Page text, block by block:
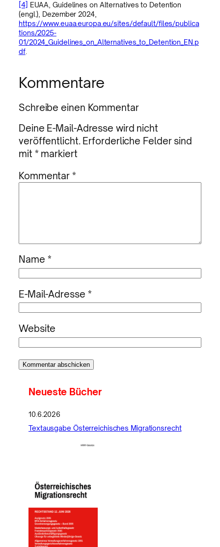
[4]
EUAA, Guidelines on Alternatives to Detention
(engl.), Dezember 2024,
https://www.euaa.europa.eu/sites/default/files/publica
tions/2025-
01/2024_Guidelines_on_Alternatives_to_Detention_EN.p
df.
Kommentare
Schreibe einen Kommentar
Deine E-Mail-Adresse wird nicht
veröffentlicht. Erforderliche Felder sind
mit * markiert
Kommentar*
Name *
E-Mail-Adresse *
Website
Neueste Bücher
10.6.2026
Textausgabe Österreichisches Migrationsrecht